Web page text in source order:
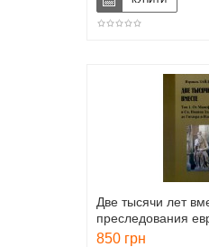
Две тысячи лет
преследования
Зайдман)
850 грн